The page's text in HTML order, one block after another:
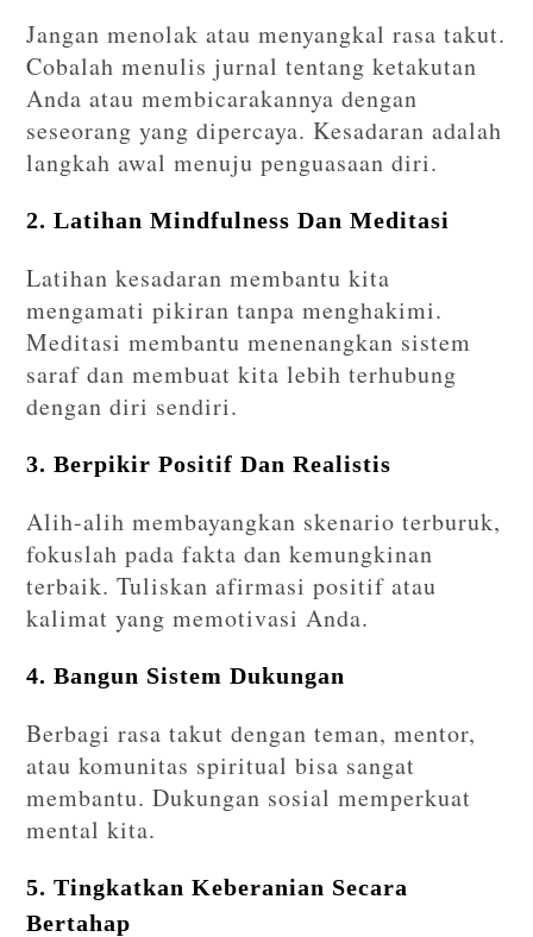
Jangan menolak atau menyangkal rasa takut.
Cobalah menulis jurnal tentang ketakutan
Anda atau membicarakannya dengan
seseorang yang dipercaya. Kesadaran adalah
langkah awal menuju penguasaan diri.
2. Latihan Mindfulness Dan Meditasi
Latihan kesadaran membantu kita
mengamati pikiran tanpa menghakimi.
Meditasi membantu menenangkan sistem
saraf dan membuat kita lebih terhubung
dengan diri sendiri.
3. Berpikir Positif Dan Realistis
Alih-alih membayangkan skenario terburuk,
fokuslah pada fakta dan kemungkinan
terbaik. Tuliskan afirmasi positif atau
kalimat yang memotivasi Anda.
4. Bangun Sistem Dukungan
Berbagi rasa takut dengan teman, mentor,
atau komunitas spiritual bisa sangat
membantu. Dukungan sosial memperkuat
mental kita.
5. Tingkatkan Keberanian Secara
Bertahap